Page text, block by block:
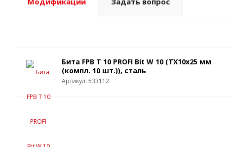
Бита FPB T 10 PROFI Bit W 10 (TX10x25 мм
(компл. 10 шт.)), сталь
Артикул: 533112